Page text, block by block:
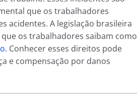
que os trabalhadores
acidentes. A legislação brasileira
os trabalhadores saibam como
. Conhecer esses direitos pode
e compensação por danos